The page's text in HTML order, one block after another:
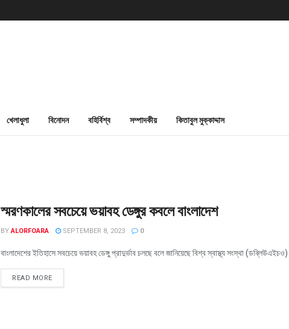
খেলাধুলা বিনোদন বহির্বিশ্ব সম্পাদকীয় কিতাবুল মুক্কাদ্দাস
স্মরণকালের সবচেয়ে ভয়াবহ ডেঙ্গুর কবলে বাংলাদেশ
BY ALORFOARA SEPTEMBER 8, 2023 0
বাংলাদেশের ইতিহাসে সবচেয়ে ভয়াবহ ডেঙ্গু প্রাদুর্ভাব চলছে বলে জানিয়েছে বিশ্ব স্বাস্থ্য সংস্থা
READ MORE